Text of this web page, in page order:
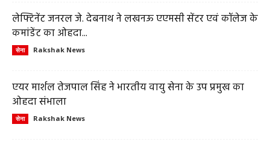
लेफ्टिनेंट जनरल जे. देबनाथ ने लखनऊ एएमसी सेंटर एवं कॉलेज के
कमांडेंट का ओहदा...
सेना Rakshak News
एयर मार्शल तेजपाल सिंह ने भारतीय वायु सेना के उप प्रमुख का
ओहदा संभाला
सेना Rakshak News